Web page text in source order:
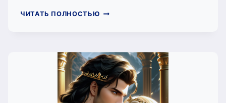
ЧИТАТЬ ПОЛНОСТЬЮ И
ДОЖДЬ
ИДЁТ
(МИРА
ФЭН)